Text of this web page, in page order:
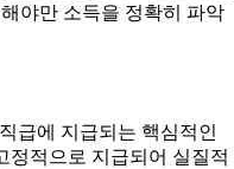
야만 소득을 정확히 파악
급에 지급되는 핵심적인
정적으로 지급되어 실질적